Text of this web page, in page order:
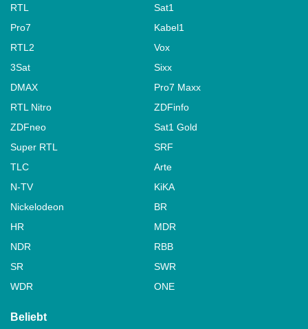
RTL
Sat1
Pro7
Kabel1
RTL2
Vox
3Sat
Sixx
DMAX
Pro7 Maxx
RTL Nitro
ZDFinfo
ZDFneo
Sat1 Gold
Super RTL
SRF
TLC
Arte
N-TV
KiKA
Nickelodeon
BR
HR
MDR
NDR
RBB
SR
SWR
WDR
ONE
Beliebt